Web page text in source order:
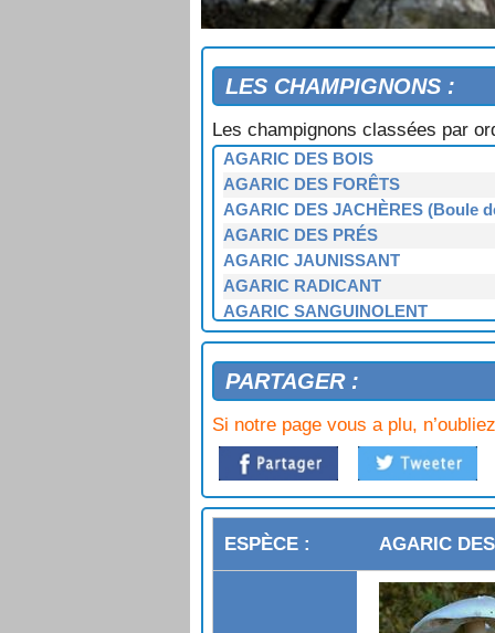
LES CHAMPIGNONS :
Les champignons classées par
AGARIC DES BOIS
AGARIC DES FORÊTS
AGARIC DES JACHÈRES (Boule
AGARIC DES PRÉS
AGARIC JAUNISSANT
AGARIC RADICANT
AGARIC SANGUINOLENT
AMANITE CITRINE
AMANITE DES CESARS (Oronge
AMANITE ÉPAISSE
AMANITE OVOÏDE
AMANITE PANTHÈRE
AMANITE PRINTANIÈRE
AMANITE TUE-MOUCHES
AMANITE VINEUSE (Golmotte)
ARMILLAIRE COULEUR DE MIEL
PARTAGER :
Si notre page vous a plu,
AGARIC